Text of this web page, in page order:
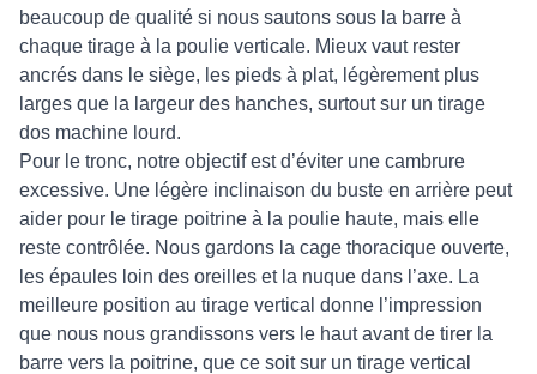
beaucoup de qualité si nous sautons sous la barre à
chaque tirage à la poulie verticale. Mieux vaut rester
ancrés dans le siège, les pieds à plat, légèrement plus
larges que la largeur des hanches, surtout sur un tirage
dos machine lourd.
Pour le tronc, notre objectif est d’éviter une cambrure
excessive. Une légère inclinaison du buste en arrière peut
aider pour le tirage poitrine à la poulie haute, mais elle
reste contrôlée. Nous gardons la cage thoracique ouverte,
les épaules loin des oreilles et la nuque dans l’axe. La
meilleure position au tirage vertical donne l’impression
que nous nous grandissons vers le haut avant de tirer la
barre vers la poitrine, que ce soit sur un tirage vertical